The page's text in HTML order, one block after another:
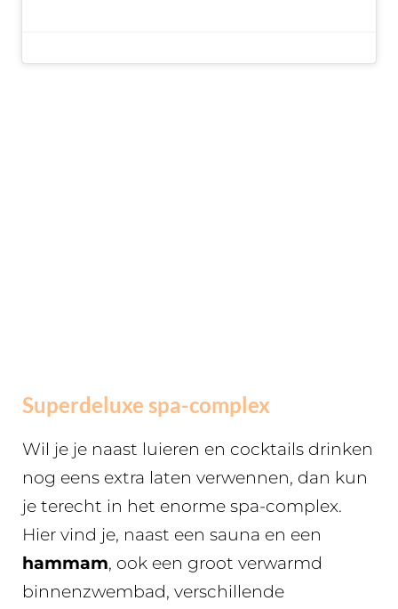
Superdeluxe spa-complex
Wil je je naast luieren en cocktails drinken
nog eens extra laten verwennen, dan kun
je terecht in het enorme spa-complex.
Hier vind je, naast een sauna en een
hammam, ook een groot verwarmd
binnenzwembad, verschillende